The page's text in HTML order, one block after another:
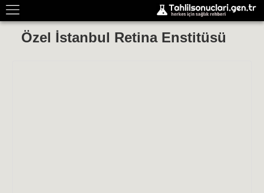
Özel İstanbul Retina Enstitüsü